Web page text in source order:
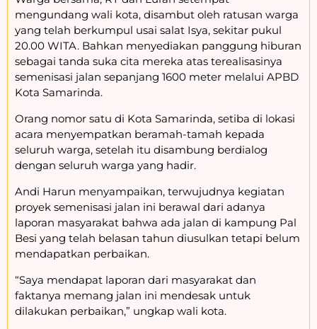
mengundang wali kota, disambut oleh ratusan warga
yang telah berkumpul usai salat Isya, sekitar pukul
20.00 WITA. Bahkan menyediakan panggung hiburan
sebagai tanda suka cita mereka atas terealisasinya
semenisasi jalan sepanjang 1600 meter melalui APBD
Kota Samarinda.
Orang nomor satu di Kota Samarinda, setiba di lokasi
acara menyempatkan beramah-tamah kepada
seluruh warga, setelah itu disambung berdialog
dengan seluruh warga yang hadir.
Andi Harun menyampaikan, terwujudnya kegiatan
proyek semenisasi jalan ini berawal dari adanya
laporan masyarakat bahwa ada jalan di kampung Pal
Besi yang telah belasan tahun diusulkan tetapi belum
mendapatkan perbaikan.
“Saya mendapat laporan dari masyarakat dan
faktanya memang jalan ini mendesak untuk
dilakukan perbaikan,” ungkap wali kota.